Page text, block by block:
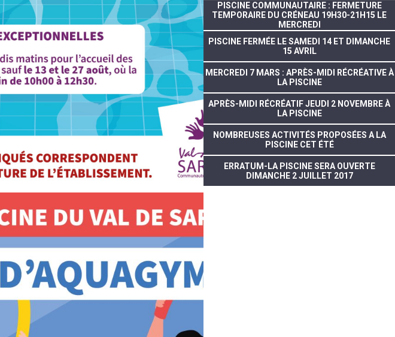
PISCINE COMMUNAUTAIRE : FERMETURE
TEMPORAIRE DU CRÉNEAU 19H30-21H15 LE
MERCREDI
PISCINE FERMÉE LE SAMEDI 14 ET DIMANCHE
15 AVRIL
MERCREDI 7 MARS : APRÈS-MIDI RÉCRÉATIVE À
LA PISCINE
APRÈS-MIDI RÉCRÉATIF JEUDI 2 NOVEMBRE À
LA PISCINE
NOMBREUSES ACTIVITÉS PROPOSÉES A LA
PISCINE CET ÉTÉ
ERRATUM-LA PISCINE SERA OUVERTE
DIMANCHE 2 JUILLET 2017